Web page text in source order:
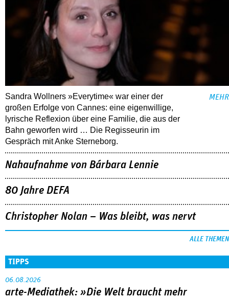
Sandra Wollners »Everytime« war einer der
großen Erfolge von Cannes: eine eigenwillige,
lyrische Reflexion über eine ­Familie, die aus der
Bahn geworfen wird … Die Regisseurin im
Gespräch mit Anke Sterneborg.
MEHR
Nahaufnahme von Bárbara Lennie
80 Jahre DEFA
Christopher Nolan – Was bleibt, was nervt
ALLE THEMEN
TIPPS
06.08.2026
arte-Mediathek: »Die Welt braucht mehr